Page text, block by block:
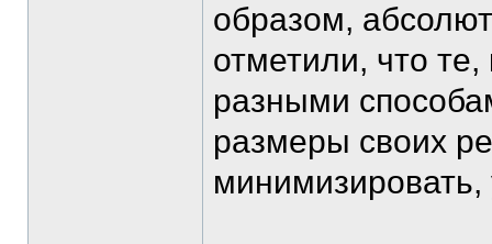
образом,
отметили, что
разными
размеры своих